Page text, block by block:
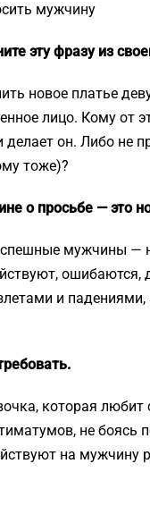
мужчину
эту фразу из
новое платье
лицо. Кому от
делает он. Либо не
тоже)?
о просьбе — это
мужчины —
ошибаются,
и
которая любит
не
на мужчину